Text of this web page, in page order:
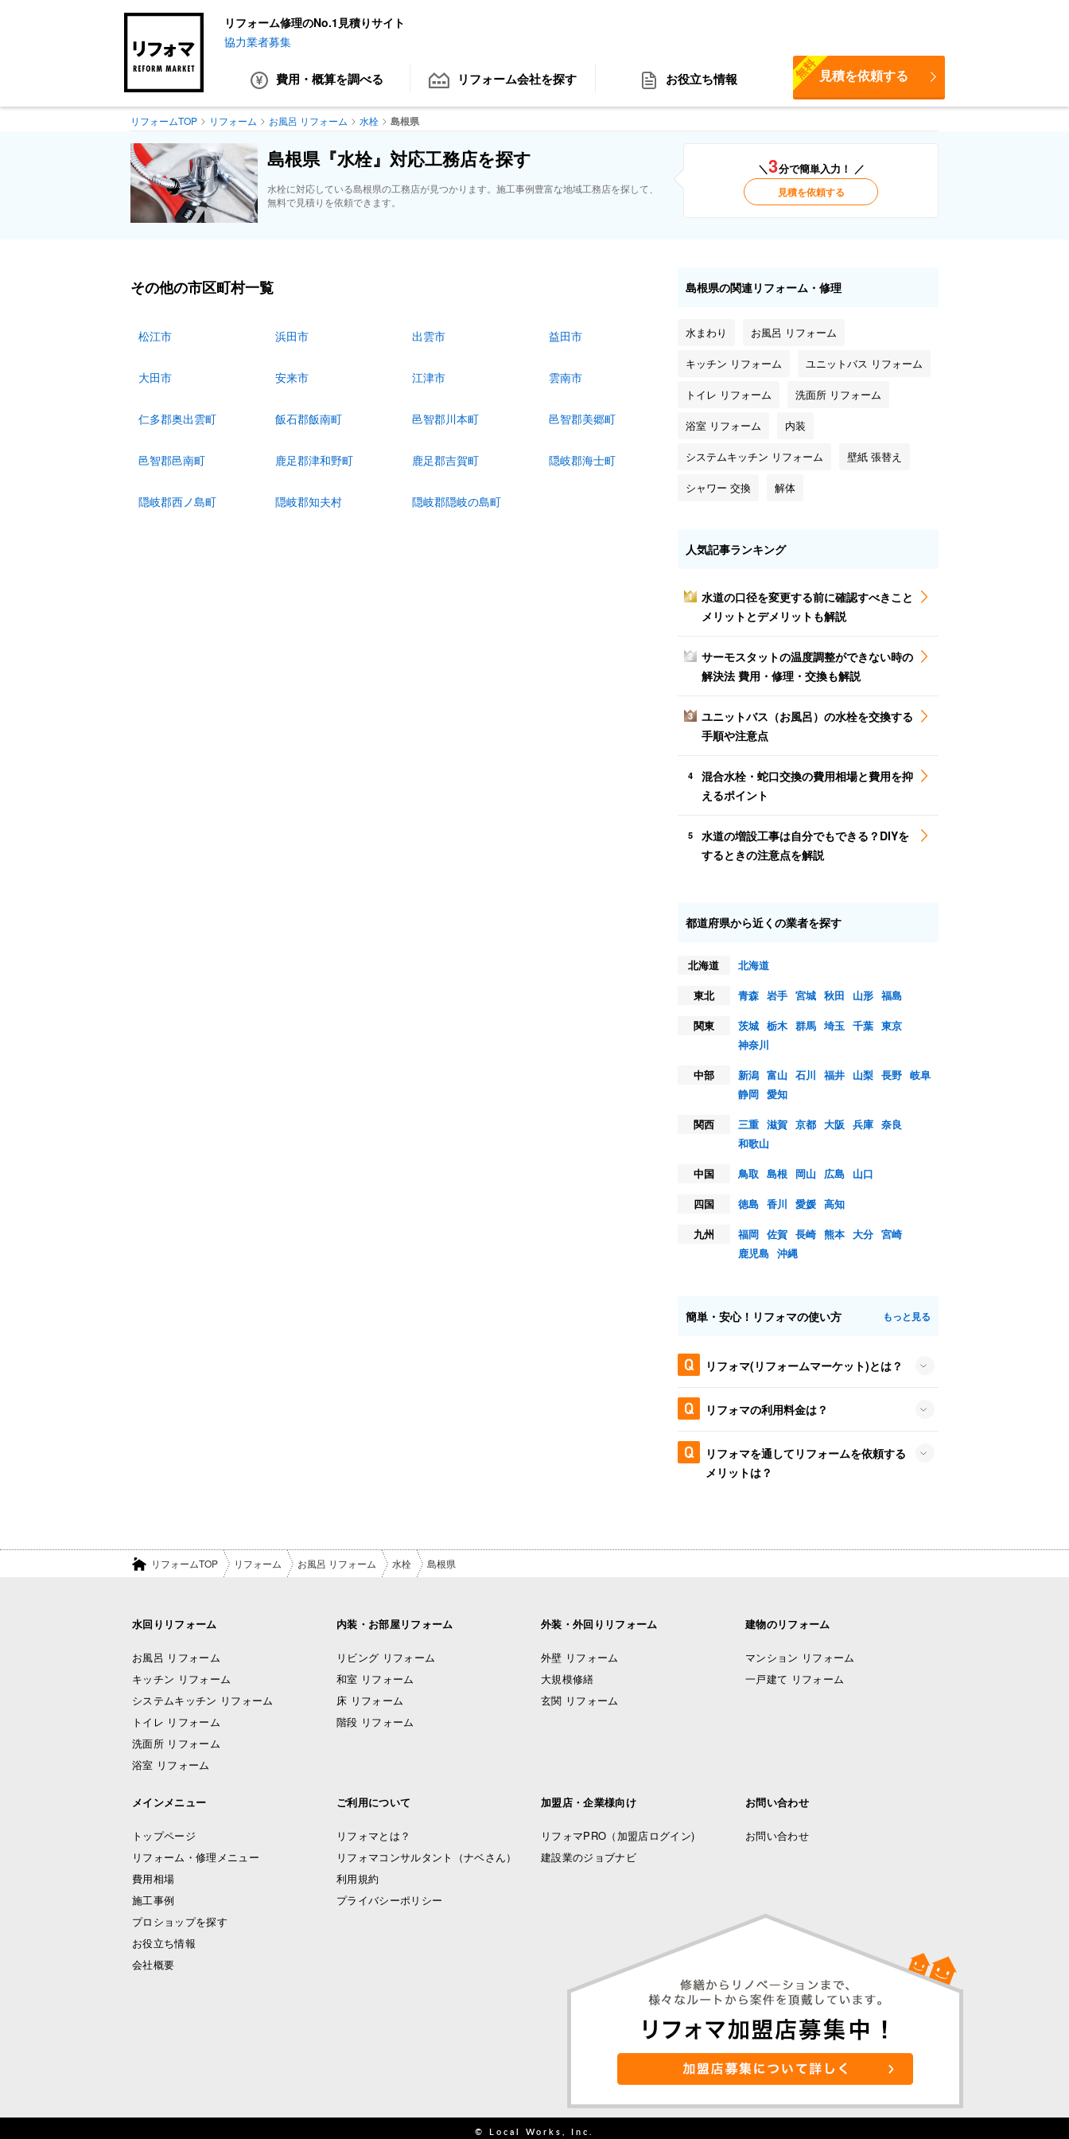
リフォーム修理のNo.1見積りサイト
協力業者募集
費用・概算を調べる リフォーム会社を探す お役立ち情報 見積を依頼する
無料
リフォームTOP リフォーム お風呂 リフォーム 水栓 島根県
島根県『水栓』対応工務店を探す
水栓に対応している島根県の工務店が見つかります。施工事例豊富な地域工務店を探して、
無料で見積りを依頼できます。
＼3分で簡単入力！ ／
見積を依頼する
その他の市区町村一覧
松江市 浜田市 出雲市 益田市
大田市 安来市 江津市 雲南市
仁多郡奥出雲町 飯石郡飯南町 邑智郡川本町 邑智郡美郷町
邑智郡邑南町 鹿足郡津和野町 鹿足郡吉賀町 隠岐郡海士町
隠岐郡西ノ島町 隠岐郡知夫村 隠岐郡隠岐の島町
島根県の関連リフォーム・修理
水まわり お風呂 リフォーム
キッチン リフォーム ユニットバス リフォーム
トイレ リフォーム 洗面所 リフォーム
浴室 リフォーム 内装
システムキッチン リフォーム 壁紙 張替え
シャワー 交換 解体
人気記事ランキング
1
水道の口径を変更する前に確認すべきこと
メリットとデメリットも解説
2
サーモスタットの温度調整ができない時の
解決法 費用・修理・交換も解説
3
ユニットバス（お風呂）の水栓を交換する
手順や注意点
4
混合水栓・蛇口交換の費用相場と費用を抑
えるポイント
5
水道の増設工事は自分でもできる？DIYを
するときの注意点を解説
都道府県から近くの業者を探す
北海道
北海道
東北
青森 岩手 宮城 秋田 山形 福島
関東
茨城 栃木 群馬 埼玉 千葉 東京
神奈川
中部
新潟 富山 石川 福井 山梨 長野 岐阜
静岡 愛知
関西
三重 滋賀 京都 大阪 兵庫 奈良
和歌山
中国
鳥取 島根 岡山 広島
山口
四国
徳島 香川 愛媛 高知
九州
福岡 佐賀 長崎 熊本 大分 宮崎
鹿児島 沖縄
簡単・安心！リフォマの使い方 もっと見る
リフォマ(リフォームマーケット)とは？
リフォマの利用料金は？
リフォマを通してリフォームを依頼する
メリットは？
リフォームTOP リフォーム お風呂 リフォーム 水栓 島根県
水回りリフォーム
お風呂 リフォーム
キッチン リフォーム
システムキッチン リフォーム
トイレ リフォーム
洗面所 リフォーム
浴室 リフォーム
内装・お部屋リフォーム
リビング リフォーム
和室 リフォーム
床 リフォーム
階段 リフォーム
外装・外回りリフォーム
外壁 リフォーム
大規模修繕
玄関 リフォーム
建物のリフォーム
マンション リフォーム
一戸建て リフォーム
メインメニュー
トップページ
リフォーム・修理メニュー
費用相場
施工事例
プロショップを探す
お役立ち情報
会社概要
ご利用について
リフォマとは？
リフォマコンサルタント（ナベさん）
利用規約
プライバシーポリシー
加盟店・企業様向け
リフォマPRO （加盟店ログイン)
建設業のジョブナビ
お問い合わせ
お問い合わせ
© Local Works, Inc.